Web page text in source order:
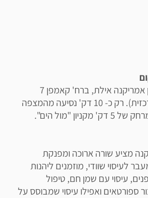
אמריקנה ספא אילת יושב במלון אמריקנה אילת, ברח' קאמפן 7
(בחלקו הצפוני של המרינה המרכזית). רק כ- 10 דק' נסיעה מהמצפה
מציע שורה ארוכה ומפנקת
לעיסוי שוודי, מוזמנים ליהנות
פנים, עיסוי עם שמן חם, טיפול
ספורטאים ואפילו עיסוי שמבוסס על